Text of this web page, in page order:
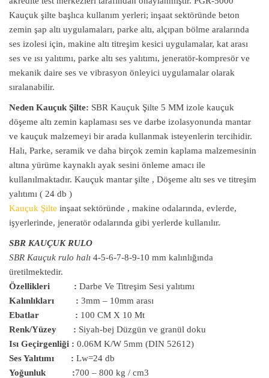
Kauçuk şilte başlıca kullanım yerleri; inşaat sektöründe beton
zemin şap altı uygulamaları, parke altı, alçıpan bölme aralarında
ses izolesi için, makine altı titreşim kesici uygulamalar, kat arası
ses ve ısı yalıtımı, parke altı ses yalıtımı, jeneratör-kompresör ve
mekanik daire ses ve vibrasyon önleyici uygulamalar olarak
sıralanabilir.
Neden Kauçuk Şilte: SBR Kauçuk Şilte 5 MM izole kauçuk
döşeme altı zemin kaplaması ses ve darbe izolasyonunda mantar
ve kauçuk malzemeyi bir arada kullanmak isteyenlerin tercihidir.
Halı, Parke, seramik ve daha birçok zemin kaplama malzemesinin
altına yürüme kaynaklı ayak sesini önleme amacı ile
kullanılmaktadır. Kauçuk mantar şilte , Döşeme altı ses ve titreşim
yalıtımı ( 24 db )
Kauçuk Şilte inşaat sektöründe , makine odalarında, evlerde,
işyerlerinde, jeneratör odalarında gibi yerlerde kullanılır.
SBR KAUÇUK RULO
SBR Kauçuk rulo halı 4-5-6-7-8-9-10 mm kalınlığında
üretilmektedir.
Özellikleri : Darbe Ve Titreşim Sesi yalıtımı
Kalınlıkları : 3mm – 10mm arası
Ebatlar : 100 CM X 10 Mt
Renk/Yüzey : Siyah-bej Düzgün ve granül doku
Isı Geçirgenliği : 0.06M K/W 5mm (DIN 52612)
Ses Yalıtımı : Lw=24 db
Yoğunluk :700 – 800 kg / cm3